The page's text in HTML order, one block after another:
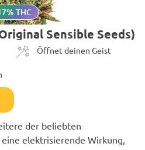
THC
Sensible Seeds)
Öffnet deinen Geist
der beliebten
elektrisierende Wirkung,